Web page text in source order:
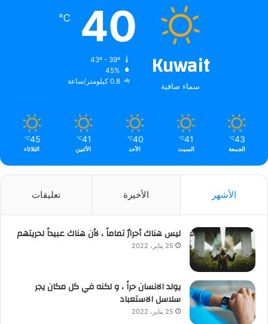
Kuwait
سماء صافية
40
℃
45%
0.8 كيلومتر/ساعة
43
℃
الجمعة
41
℃
السبت
40
℃
الأحد
41
℃
الأثنين
45
℃
الثلاثاء
الأشهر الأخيرة تعليقات
ليس هناك أحرارٌ تماماً ، لأن هناك عبيداً لحريتهم
25 يناير، 2022
يولد الانسان حراً ، و لكنه في كل مكان يجر
سلاسل الاستعباد
25 يناير، 2022